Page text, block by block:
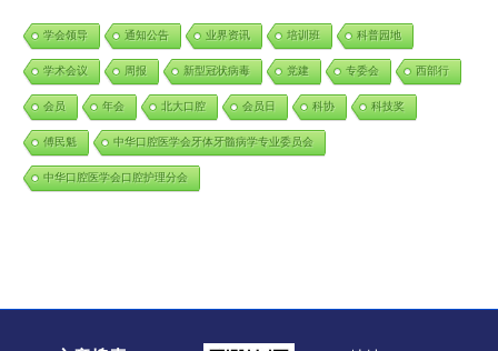
学会领导 通知公告 业界资讯 培训班 科普园地
学术会议 周报 新型冠状病毒 党建 专委会 西部行
会员 年会 北大口腔 会员日 科协 科技奖
傅民魁 中华口腔医学会牙体牙髓病学专业委员会
中华口腔医学会口腔护理分会